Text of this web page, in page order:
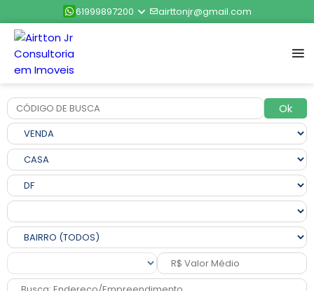
61999897200 airttonjr@gmail.com
Ok